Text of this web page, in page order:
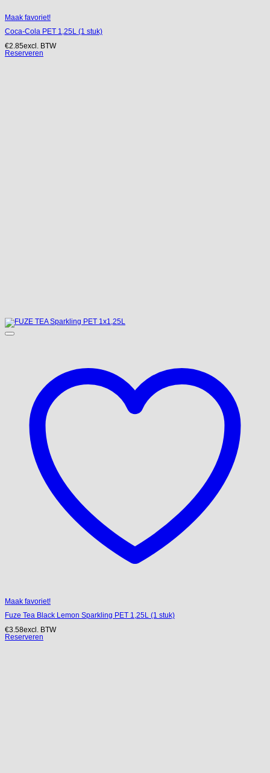
Maak favoriet!
Coca-Cola PET 1,25L (1 stuk)
€2.85excl. BTW
Reserveren
Maak favoriet!
Fuze Tea Black Lemon Sparkling PET 1,25L (1 stuk)
€3.58excl. BTW
Reserveren